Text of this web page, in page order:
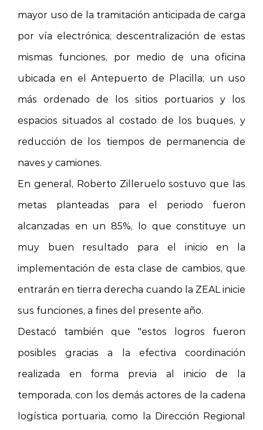
mayor uso de la tramitación anticipada de carga
por vía electrónica; descentralización de estas
mismas funciones, por medio de una oficina
ubicada en el Antepuerto de Placilla; un uso
más ordenado de los sitios portuarios y los
espacios situados al costado de los buques, y
reducción de los tiempos de permanencia de
naves y camiones.
En general, Roberto Zilleruelo sostuvo que las
metas planteadas para el periodo fueron
alcanzadas en un 85%, lo que constituye un
muy buen resultado para el inicio en la
implementación de esta clase de cambios, que
entrarán en tierra derecha cuando la ZEAL inicie
sus funciones, a fines del presente año.
Destacó también que "estos logros fueron
posibles gracias a la efectiva coordinación
realizada en forma previa al inicio de la
temporada, con los demás actores de la cadena
logística portuaria, como la Dirección Regional